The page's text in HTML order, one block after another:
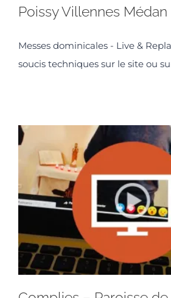
Poissy Villennes Médan
Messes dominicales - Live &
soucis techniques sur le site ou